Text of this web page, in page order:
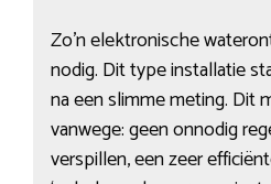
Zo’n elektronische
nodig. Dit type installatie
na een slimme meting. Dit
vanwege: geen onnodig
verspillen, een zeer